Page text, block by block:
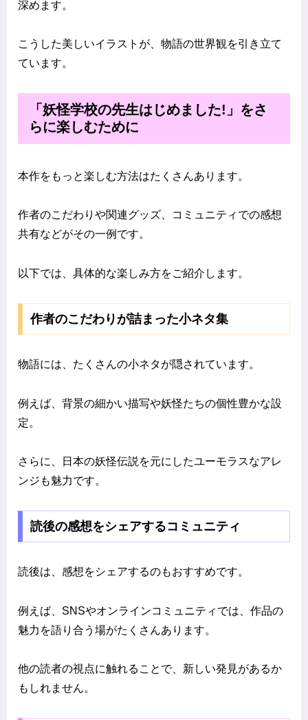
深めます。
こうした美しいイラストが、物語の世界観を引き立て
ています。
「妖怪学校の先生はじめました!」をさ
らに楽しむために
本作をもっと楽しむ方法はたくさんあります。
作者のこだわりや関連グッズ、コミュニティでの感想
共有などがその一例です。
以下では、具体的な楽しみ方をご紹介します。
作者のこだわりが詰まった小ネタ集
物語には、たくさんの小ネタが隠されています。
例えば、背景の細かい描写や妖怪たちの個性豊かな設
定。
さらに、日本の妖怪伝説を元にしたユーモラスなアレ
ンジも魅力です。
読後の感想をシェアするコミュニティ
読後は、感想をシェアするのもおすすめです。
例えば、SNSやオンラインコミュニティでは、作品の
魅力を語り合う場がたくさんあります。
他の読者の視点に触れることで、新しい発見があるか
もしれません。